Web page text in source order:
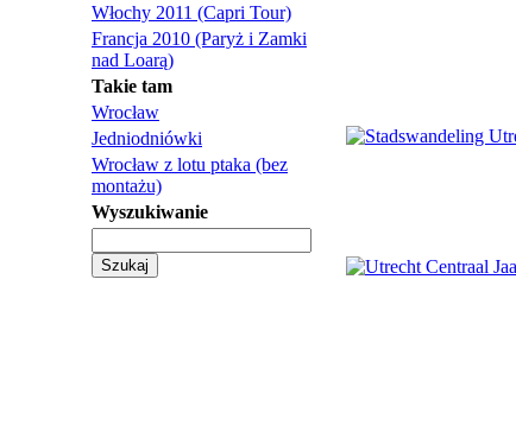
Włochy 2011 (Capri Tour)
Francja 2010 (Paryż i Zamki
nad Loarą)
Takie tam
Wrocław
Jedniodniówki
Wrocław z lotu ptaka (bez
montażu)
Wyszukiwanie